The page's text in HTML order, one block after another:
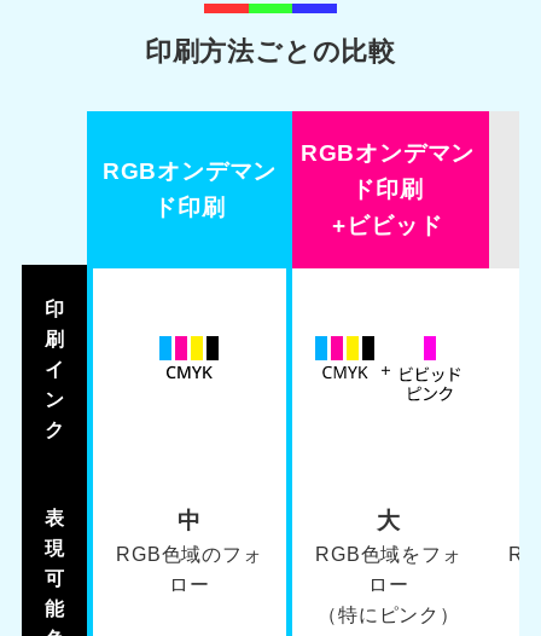
印刷方法ごとの比較
RGBオンデマン
ド印刷
RGBオンデマン
ド印刷
+ビビッド
印
刷
イ
ン
ク
表
現
可
能
中
RGB色域のフォ
ロー
大
RGB色域をフォ
ロー
（特にピンク）